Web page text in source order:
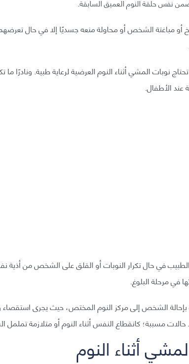
نفس حلقة النوم العميق السابقة.
أو مباغتة الشخص أو محاولة منعه جسديًا إلا في حال
نوبات المشي أثناء النوم العرضية لرعاية طبية. ونادرًا
الأطفال.
في حال تكرار النوبات أو القلق على الشخص من أذية
في مرحلة البلوغ.
الشخص إلى مركز النوم المختص، حيث يجرى
مسببة؛ كانقطاع النفس أثناء النوم أو متلازمة تململ
أثناء النوم